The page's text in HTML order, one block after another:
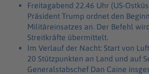
Freitagabend 22.46 Uhr (US-
Präsident Trump ordnet den
Militäreinsatzes an. Der Befehl
Streitkräfte übermittelt.
Im Verlauf der Nacht: Start von
20 Stützpunkten an Land und auf
Generalstabschef Dan Caine